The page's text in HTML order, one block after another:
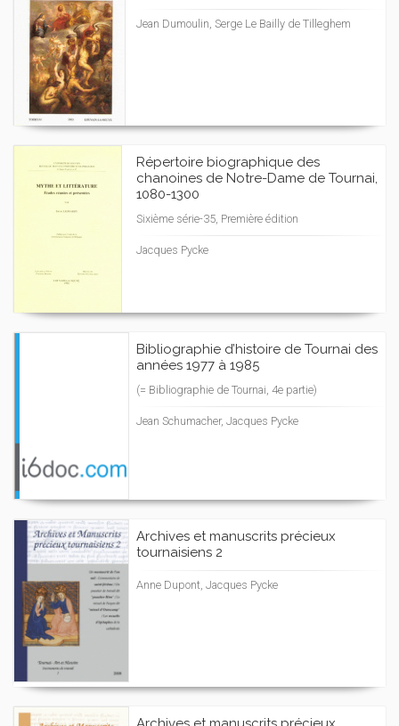
Jean Dumoulin, Serge Le Bailly de Tilleghem
Répertoire biographique des
chanoines de Notre-Dame de Tournai,
1080-1300
Sixième série-35, Première édition
Jacques Pycke
Bibliographie d’histoire de Tournai des
années 1977 à 1985
(= Bibliographie de Tournai, 4e partie)
Jean Schumacher, Jacques Pycke
Archives et manuscrits précieux
tournaisiens 2
Anne Dupont, Jacques Pycke